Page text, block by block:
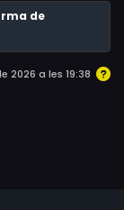
de
a les 19:38